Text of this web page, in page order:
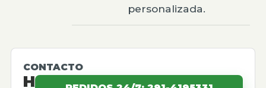
personalizada.
CONTACTO
HABLEMOS